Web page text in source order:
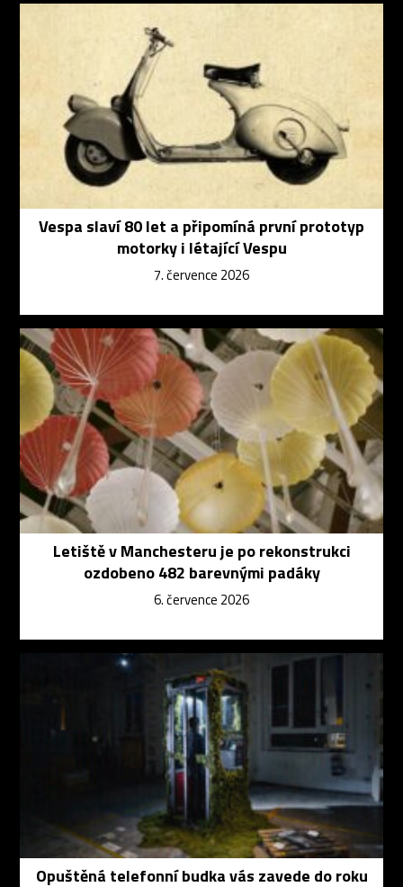
Vespa slaví 80 let a připomíná první prototyp
motorky i létající Vespu
7. července 2026
Letiště v Manchesteru je po rekonstrukci
ozdobeno 482 barevnými padáky
6. července 2026
Opuštěná telefonní budka vás zavede do roku